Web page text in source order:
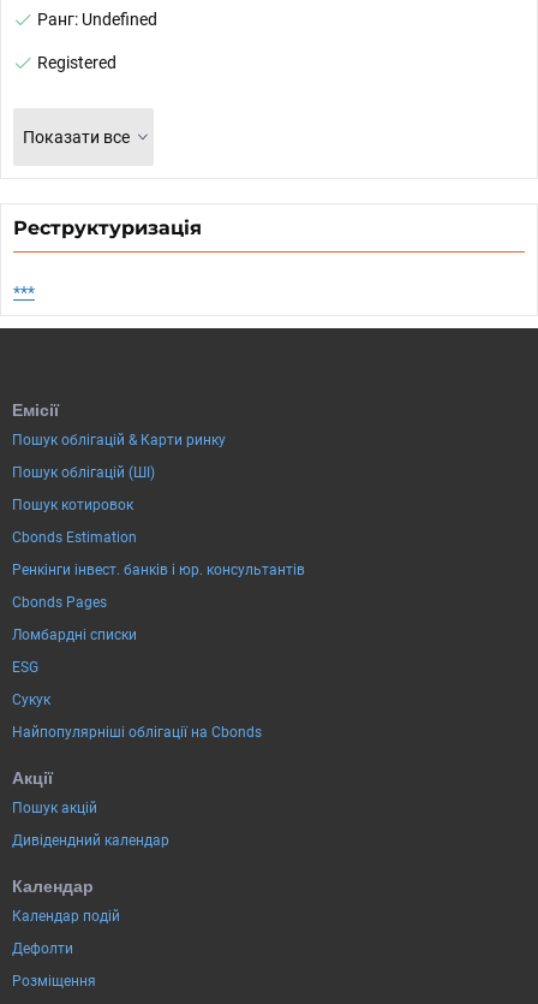
Ранг: Undefined
Registered
Показати все
Реструктуризація
***
Емісії
Пошук облігацій & Карти ринку
Пошук облігацій (ШІ)
Пошук котировок
Cbonds Estimation
Ренкінги інвест. банків і юр. консультантів
Cbonds Pages
Ломбардні списки
ESG
Сукук
Найпопулярніші облігації на Cbonds
Акції
Пошук акцій
Дивідендний календар
Календар
Календар подій
Дефолти
Розміщення